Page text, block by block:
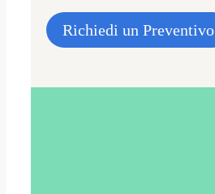
Richiedi un Preventivo